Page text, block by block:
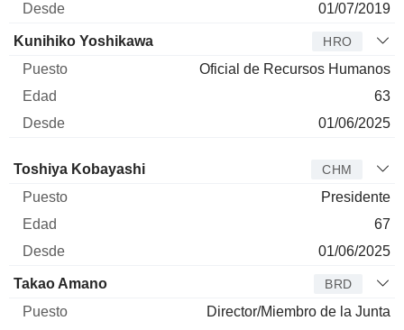
01/07/2019
Kunihiko Yoshikawa HRO
Oficial de Recursos Humanos
63
01/06/2025
Administrador Puesto
Toshiya Kobayashi CHM
Presidente
67
01/06/2025
Takao Amano BRD
Director/Miembro de la Junta